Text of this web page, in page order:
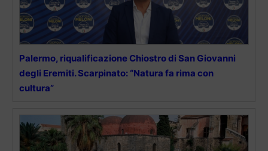
Palermo, riqualificazione Chiostro di San Giovanni
degli Eremiti. Scarpinato: “Natura fa rima con
cultura”